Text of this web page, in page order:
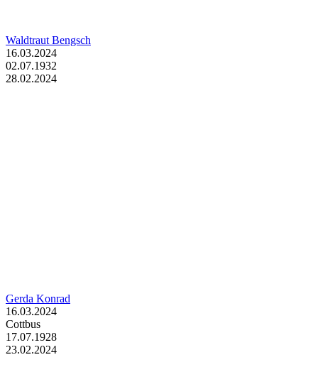
Waldtraut Bengsch
16.03.2024
02.07.1932
28.02.2024
Gerda Konrad
16.03.2024
Cottbus
17.07.1928
23.02.2024